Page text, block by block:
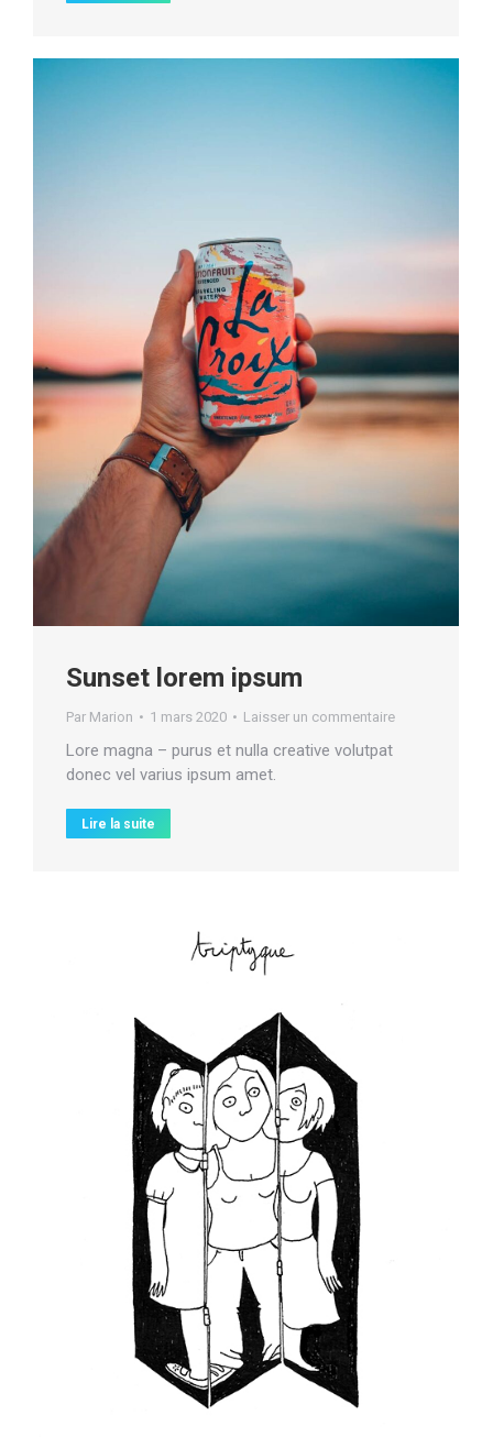
Sunset lorem ipsum
Par Marion 1 mars 2020 Laisser un commentaire
Lore magna – purus et nulla creative volutpat
donec vel varius ipsum amet.
Lire la suite